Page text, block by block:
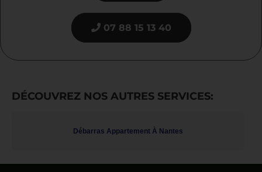
07 88 15 13 40
DÉCOUVREZ NOS AUTRES SERVICES:
Débarras Appartement À Nantes